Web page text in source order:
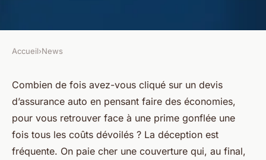
Obtenir un devis assurance
auto : guide pour une
estimation rapide et efficace
Colas•03/03/2026 13:58• 11 min de lecture
Accueil›News
Combien de fois avez-vous cliqué sur un devis
d’assurance auto en pensant faire des économies,
pour vous retrouver face à une prime gonflée une
fois tous les coûts dévoilés ? La déception est
fréquente. On paie cher une couverture qui, au final,